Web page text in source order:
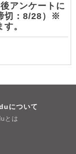
アンケートに
切：8/28）※
。
について
とは